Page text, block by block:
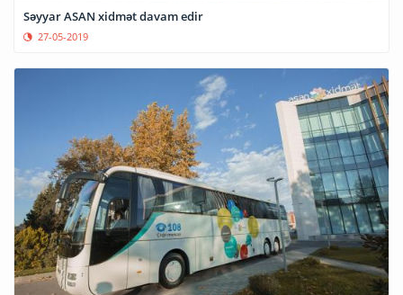
Səyyar ASAN xidmət davam edir
27-05-2019